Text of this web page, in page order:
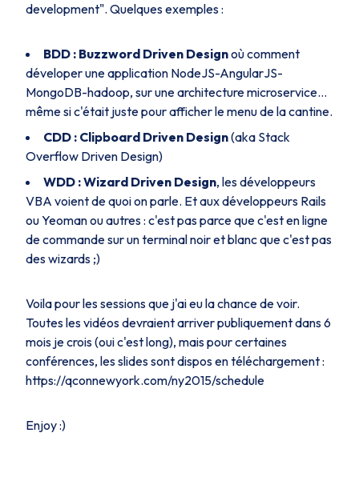
development". Quelques exemples :
BDD : Buzzword Driven Designoù comment
déveloper une application NodeJS-AngularJS-
MongoDB-hadoop, sur une architecture microservice...
même si c'était juste pour afficher le menu de la cantine.
CDD : Clipboard Driven Design(aka Stack
Overflow Driven Design)
WDD : Wizard Driven Design, les développeurs
VBA voient de quoi on parle. Et aux développeurs Rails
ou Yeoman ou autres : c'est pas parce que c'est en ligne
de commande sur un terminal noir et blanc que c'est pas
des wizards ;)
Voila pour les sessions que j'ai eu la chance de voir.
Toutes les vidéos devraient arriver publiquement dans 6
mois je crois (oui c'est long), mais pour certaines
conférences, les slides sont dispos en téléchargement :
https://qconnewyork.com/ny2015/schedule
Enjoy :)